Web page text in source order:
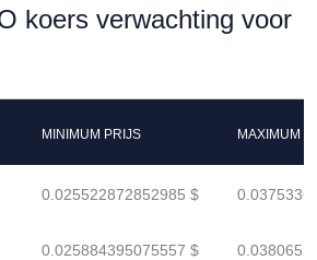
koers verwachting voor
MINIMUM PRIJS MAXIMUM
0.025522872852985 $
0.025884395075557 $